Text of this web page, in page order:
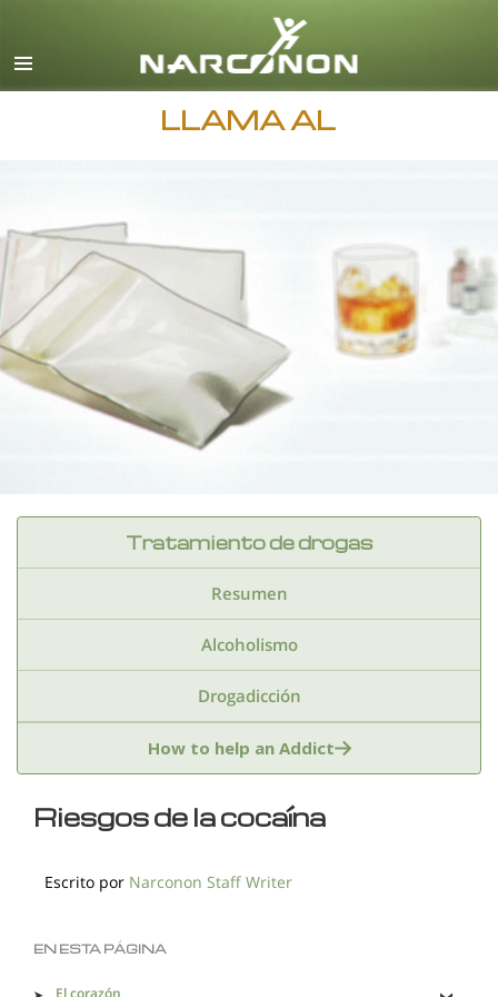
Español
Todas las Regiones/Idiomas
LLAMA AL
Tratamiento de drogas
Resumen
Alcoholismo
Drogadicción
Benzodiazepinas
Marihuana
How to help an Addict
Riesgos de la cocaína
Escrito por Narconon Staff Writer
EN ESTA PÁGINA
El corazón